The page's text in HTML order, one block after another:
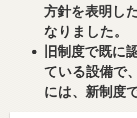
方針を表明し
なりました。
旧制度で既に
ている設備で
には、新制度